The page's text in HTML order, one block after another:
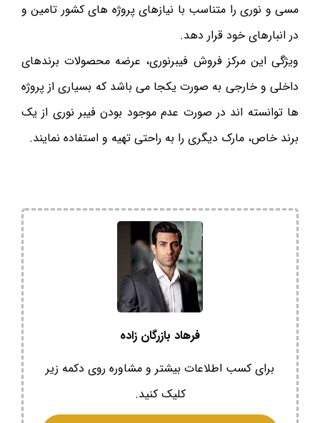
مسی و نوری را متناسب با نیازهای پروژه های کشور تامین و
در انبارهای خود قرار دهد.
ویژگی این مرکز فروش فیبرنوری، عرضه محصولات برندهای
داخلی و خارجی به صورت یکجا می باشد که بسیاری از پروژه
ها توانسته اند در صورت عدم موجود بودن فیبر نوری از یک
برند خاص، مارک دیگری را به راحتی تهیه و استفاده نمایند.
فرهاد بازرگان زاده
برای کسب اطلاعات بیشتر و مشاوره روی دکمه زیر
کلیک کنید.